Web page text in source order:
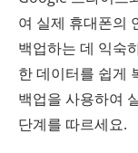
여 실제 휴대폰의
백업하는 데 익숙
한 데이터를 쉽게
백업을 사용하여
단계를 따르세요.